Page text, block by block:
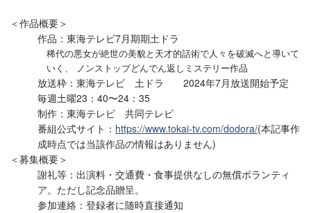
＜作品概要＞
作品：東海テレビ7月期期土ドラ
稀代の悪女が絶世の美貌と天才的話術で人々を破滅へと導いて
いく、 ノンストップどんでん返しミステリー作品
放送枠：東海テレビ 土ドラ 2024年7月放送開始予定
毎週土曜23：40〜24：35
制作：東海テレビ 共同テレビ
番組公式サイト： https://www.tokai-tv.com/dodora/(本記事作
成時点では当該作品の情報はありません)
＜募集概要＞
謝礼等：出演料・交通費・食事提供なしの無償ボランティ
ア。ただし記念品贈呈。
参加連絡：登録者に随時直接通知